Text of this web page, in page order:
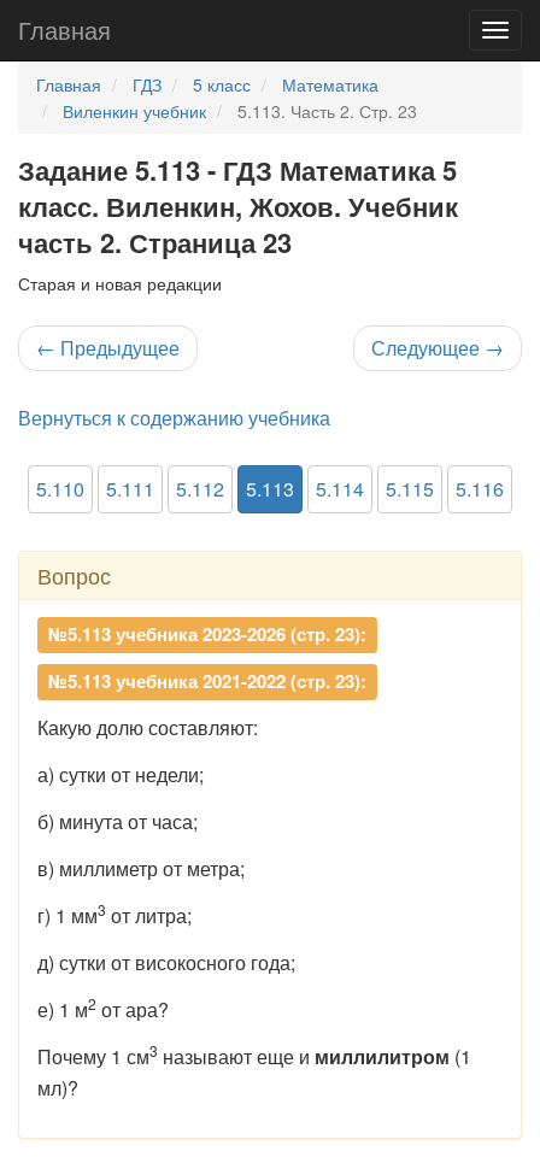
Главная
Главная ГДЗ 5 класс
Математика
Виленкин учебник
5.113. Часть 2. Стр. 23
Задание 5.113 - ГДЗ Математика 5
класс. Виленкин, Жохов. Учебник
часть 2. Страница 23
Старая и новая редакции
← Предыдущее Следующее →
Вернуться к содержанию учебника
5.110 5.111 5.112 5.113 5.114 5.115 5.116
Вопрос
№5.113 учебника 2023-2026 (стр. 23):
№5.113 учебника 2021-2022 (стр. 23):
Какую долю составляют:
а) сутки от недели;
б) минута от часа;
в) миллиметр от метра;
г) 1 мм3 от литра;
д) сутки от високосного года;
е) 1 м2 от ара?
Почему 1 см3 называют еще и миллилитром (1
мл)?